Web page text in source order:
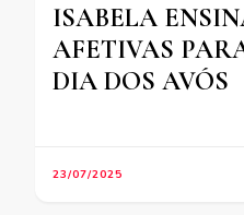
ISABELA
AFETIVAS
DIA DOS AVÓS
23/07/2025